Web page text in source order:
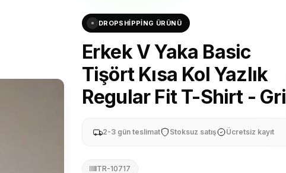
DROPSHIPPING ÜRÜNÜ
Erkek V Yaka Basic
Tişört Kısa Kol Yazlık
Regular Fit T-Shirt - Gri
2-3 gün teslimat Stoksuz satış Ücretsiz kayıt
TR-10717